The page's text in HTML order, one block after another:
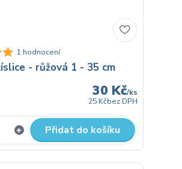
1 hodnocení
- růžová 1 - 35 cm
30 Kč/ks
25 Kčbez DPH
Přidat do košíku